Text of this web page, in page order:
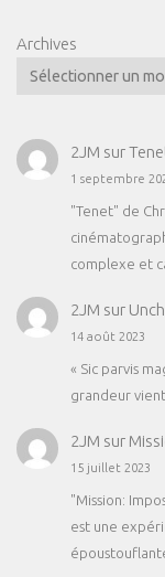
Archives
2JM sur
1 septembre
"Tenet" de
complexe et
2JM sur
14 août 2023
« Sic parvis
grandeur
2JM sur
15 juillet 2023
"Mission:
est une